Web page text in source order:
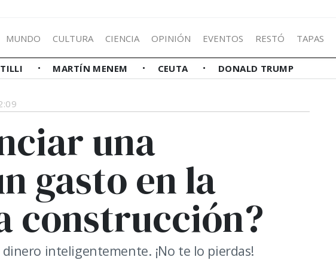
MUNDO CULTURA CIENCIA OPINIÓN EVENTOS RESTÓ TAPAS
MARTÍN MENEM CEUTA DONALD TRUMP
una
gasto en la
construcción?
inteligentemente. ¡No te lo pierdas!